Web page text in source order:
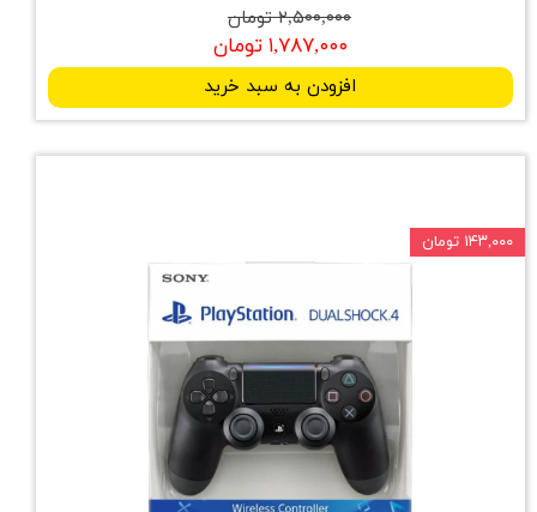
۲,۵۰۰,۰۰۰ تومان
۱,۷۸۷,۰۰۰ تومان
افزودن به سبد خرید
۱۴۳,۰۰۰ تومان